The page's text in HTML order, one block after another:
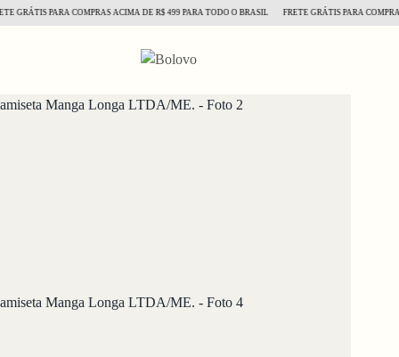
PARA COMPRAS ACIMA DE R$ 499 PARA TODO O BRASIL FRETE GRÁTIS PARA COMPRAS